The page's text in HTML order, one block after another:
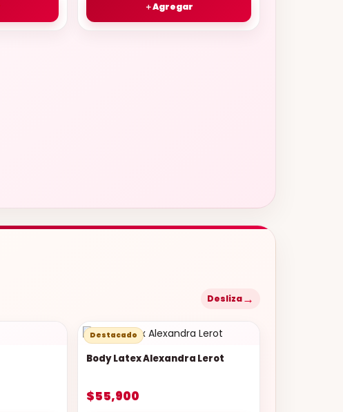
＋Agregar
Desliza→
Destacado
Body Latex Alexandra Lerot
$55,900